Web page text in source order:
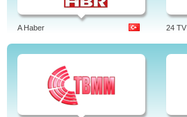
A Haber 24 TV